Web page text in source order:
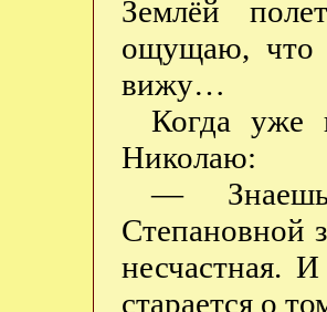
Землёй
ощущаю, что
вижу…
Когда уже
Николаю:
—
Степановной
несчастная.
старается о